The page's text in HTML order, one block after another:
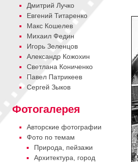
Дмитрий Лучко
Евгений Титаренко
Макс Кошелев
Михаил Федин
Игорь Зеленцов
Александр Кожохин
Cветлана Кониченко
Павел Патрикеев
Сергей Зыков
Фотогалерея
Авторские фотографии
Фото по темам
Природа, пейзажи
Архитектура, город